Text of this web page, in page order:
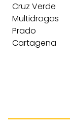
Cruz Verde
Multidrogas
Prado
Cartagena